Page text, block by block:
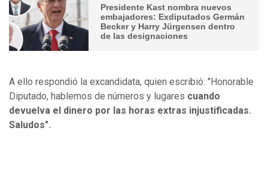
Presidente Kast nombra nuevos
embajadores: Exdiputados Germán
Becker y Harry Jürgensen dentro
de las designaciones
A ello respondió la excandidata, quien escribió: "Honorable
Diputado, hablemos de números y lugares cuando
devuelva el dinero por las horas extras injustificadas.
Saludos".